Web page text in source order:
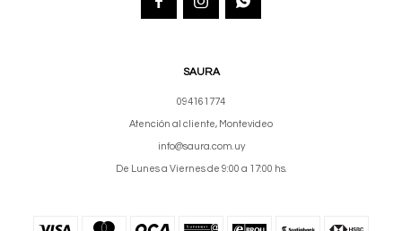
SAURA
094161774
Atención al cliente, Montevideo
info@saura.com.uy
De Lunes a Viernes de 9:00 a 17:00 hs.